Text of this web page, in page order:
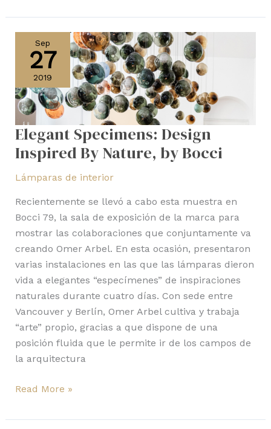
Sep
27
2019
Elegant Specimens: Design
Inspired By Nature, by Bocci
Lámparas de interior
Recientemente se llevó a cabo esta muestra en
Bocci 79, la sala de exposición de la marca para
mostrar las colaboraciones que conjuntamente va
creando Omer Arbel. En esta ocasión, presentaron
varias instalaciones en las que las lámparas dieron
vida a elegantes “especímenes” de inspiraciones
naturales durante cuatro días. Con sede entre
Vancouver y Berlín, Omer Arbel cultiva y trabaja
“arte” propio, gracias a que dispone de una
posición fluida que le permite ir de los campos de
la arquitectura
Specimens:
Design
Inspired
By
Nature,
by
Bocci
Read More »